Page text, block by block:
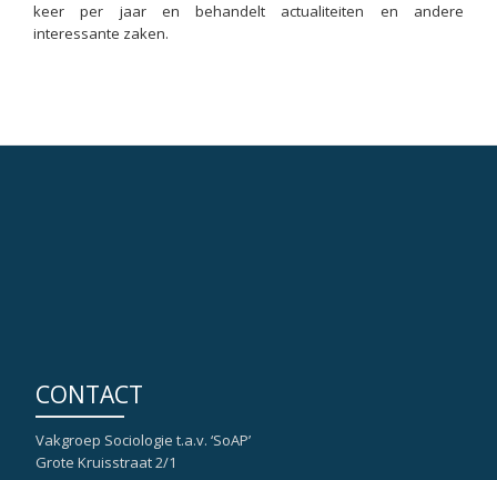
keer per jaar en behandelt actualiteiten en andere
interessante zaken.
CONTACT
Vakgroep Sociologie t.a.v. ‘SoAP’
Grote Kruisstraat 2/1